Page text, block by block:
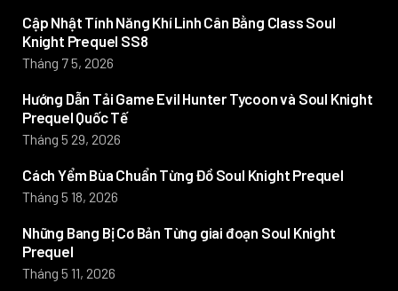
Cập Nhật Tính Năng Khí Linh Cân Bằng Class Soul
Knight Prequel SS8
Tháng 7 5, 2026
Hướng Dẫn Tải Game Evil Hunter Tycoon và Soul Knight
Prequel Quốc Tế
Tháng 5 29, 2026
Cách Yểm Bùa Chuẩn Từng Đồ Soul Knight Prequel
Tháng 5 18, 2026
Những Bang Bị Cơ Bản Từng giai đoạn Soul Knight
Prequel
Tháng 5 11, 2026